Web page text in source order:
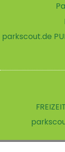
parkscout.de